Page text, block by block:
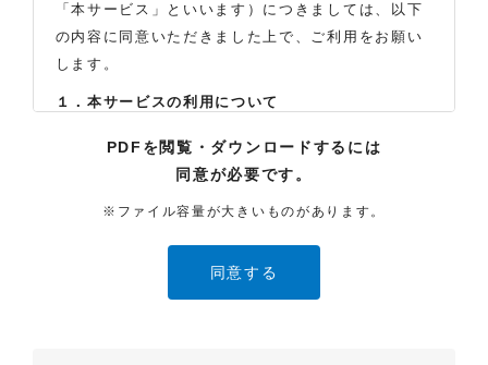
「本サービス」といいます）につきましては、以下
の内容に同意いただきました上で、ご利用をお願い
します。
１．本サービスの利用について
の内容を、非営利目的かつ、個人的にご利用する場
合に限り、閲覧またはダウンロードすることができ
ます。それ以外の目的での閲覧またはダウンロード
たり、また、配布することはできません。
（2）本サイトでは、データ提供が可能な取扱説明書
PDFを閲覧・ダウンロードするには
同意が必要です。
※ファイル容量が大きいものがあります。